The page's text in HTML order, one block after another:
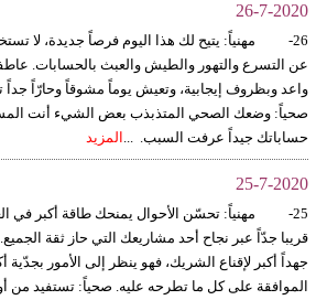
26-7-2020
26- مهنياً: يتيح لك هذا اليوم فرصاً جديدة، لا
عن التسرع والتهور والطيش والعبث بالحسابات.
واعد وبظروف إيجابية، وتعيش يوماً مشوقاً وحارّاً جداً
صحياً: وضعك الصحي المتذبذب بعض الشيء أنت
حساباتك جيداً عرفت السبب. ... المزيد
25-7-2020
25- مهنياً: تحسّن الأحوال يمنحك طاقة أكبر في
قريبا جدّاً عبر نجاح أحد مشاريعك التي حاز ثقة
جهداً أكبر لإقناع الشريك، فهو ينظر إلى الأمور بجدّية
الموافقة على كل ما تطرحه عليه. صحياً: تستفيد من